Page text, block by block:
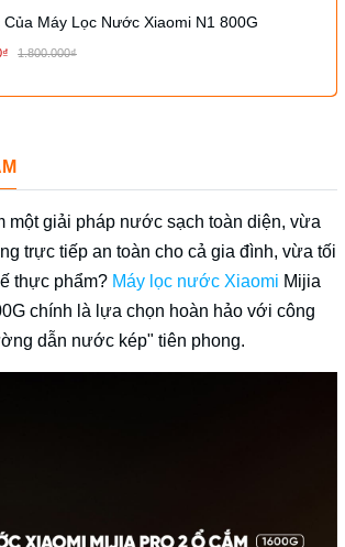
Của Máy Lọc Nước Xiaomi N1 800G
1.800.000₫
một giải pháp nước sạch toàn diện, vừa
trực tiếp an toàn cho cả gia đình, vừa tối
thực phẩm? Máy lọc nước Xiaomi Mijia
chính là lựa chọn hoàn hảo với công
dẫn nước kép" tiên phong.